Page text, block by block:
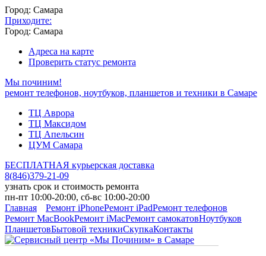
Город: Самара
Приходите:
Город: Самара
Адреса на карте
Проверить статус ремонта
Мы починим!
ремонт телефонов, ноутбуков, планшетов и техники в Самаре
ТЦ Аврора
ТЦ Максидом
ТЦ Апельсин
ЦУМ Самара
БЕСПЛАТНАЯ курьерская доставка
8(846)379-21-09
узнать срок и стоимость ремонта
пн-пт 10:00-20:00, сб-вс 10:00-20:00
Главная
Ремонт iPhoneРемонт iPadРемонт телефонов
Ремонт MacBookРемонт iMacРемонт самокатовНоутбуков
ПланшетовБытовой техникиСкупкаКонтакты